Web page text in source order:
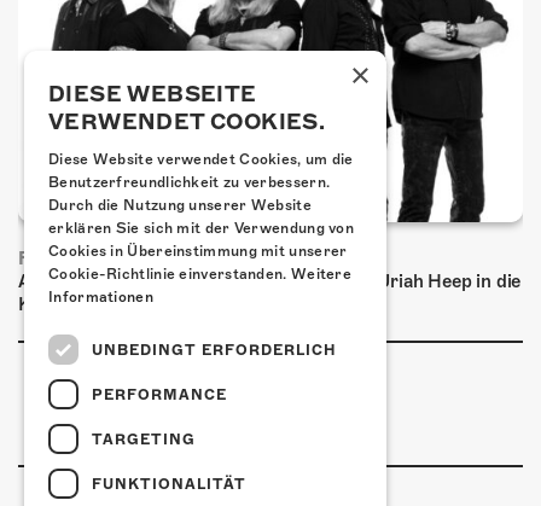
FRISCH BESTÄTIGT: URIAH HEEP
Am Sonntag, 15. November 2026 kommen Uriah Heep in die
Kulturfabrik Kofmehl!
×
DIESE WEBSEITE
VERWENDET COOKIES.
Diese Website verwendet Cookies, um die
Benutzerfreundlichkeit zu verbessern.
Durch die Nutzung unserer Website
erklären Sie sich mit der Verwendung von
Cookies in Übereinstimmung mit unserer
Cookie-Richtlinie einverstanden. Weitere
Informationen
UNBEDINGT ERFORDERLICH
PERFORMANCE
TARGETING
FUNKTIONALITÄT